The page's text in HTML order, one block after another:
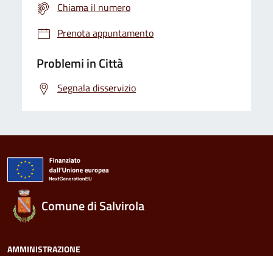
Chiama il numero
Prenota appuntamento
Problemi in Città
Segnala disservizio
Comune di Salvirola
AMMINISTRAZIONE